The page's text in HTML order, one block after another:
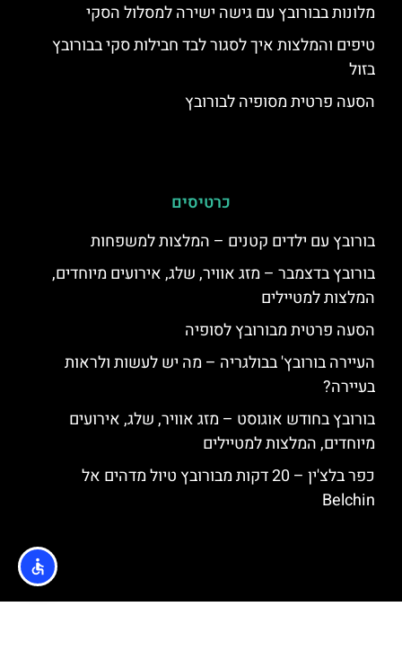
מלונות בבורובץ עם גישה ישירה למסלול הסקי
טיפים והמלצות איך לסגור לבד חבילות סקי בבורובץ
בזול
הסעה פרטית מסופיה לבורובץ
כרטיסים
בורובץ עם ילדים קטנים – המלצות למשפחות
בורובץ בדצמבר – מזג אוויר, שלג, אירועים מיוחדים,
המלצות למטיילים
הסעה פרטית מבורובץ לסופיה
העיירה בורובץ' בבולגריה – מה יש לעשות ולראות
בעיירה?
בורובץ בחודש אוגוסט – מזג אוויר, שלג, אירועים
מיוחדים, המלצות למטיילים
כפר בלצ'ין – 20 דקות מבורובץ טיול מדהים אל
Belchin